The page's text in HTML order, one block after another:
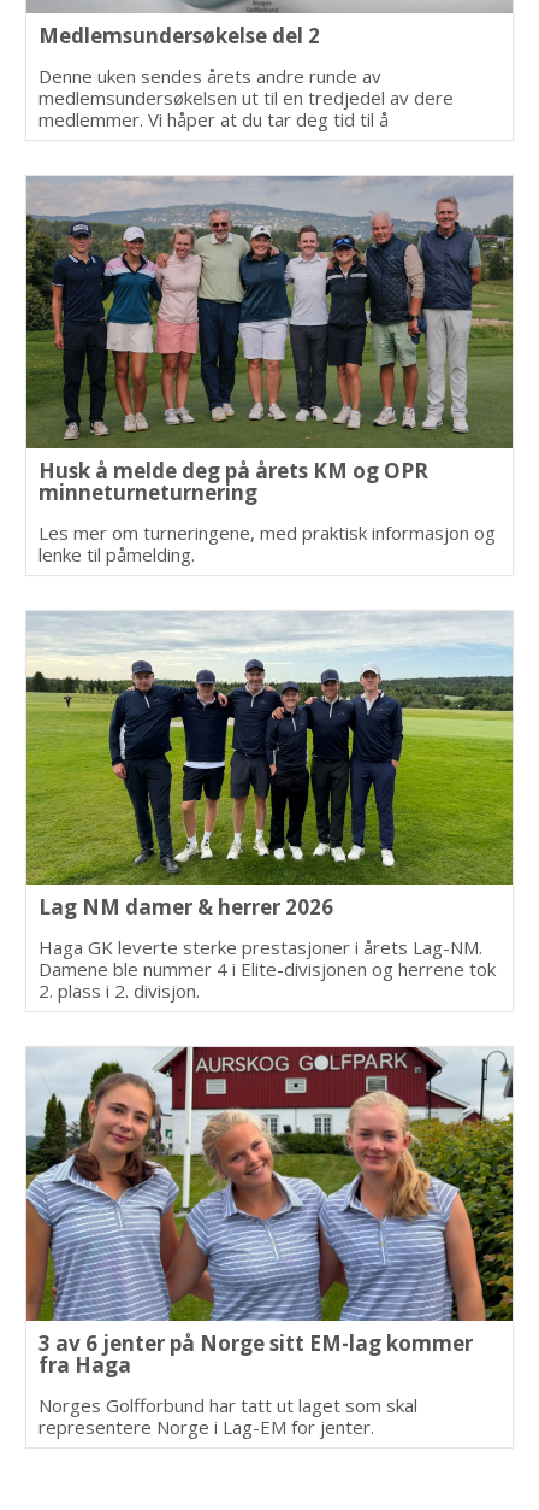
Medlemsundersøkelse del 2
Denne uken sendes årets andre runde av
medlemsundersøkelsen ut til en tredjedel av dere
medlemmer. Vi håper at du tar deg tid til å
svare.
Husk å melde deg på årets KM og OPR
minneturneturnering
Les mer om turneringene, med praktisk informasjon og
lenke til påmelding.
Lag NM damer & herrer 2026
Haga GK leverte sterke prestasjoner i årets Lag-NM.
Damene ble nummer 4 i Elite-divisjonen og herrene tok
2. plass i 2. divisjon.
3 av 6 jenter på Norge sitt EM-lag kommer
fra Haga
Norges Golfforbund har tatt ut laget som skal
representere Norge i Lag-EM for jenter.